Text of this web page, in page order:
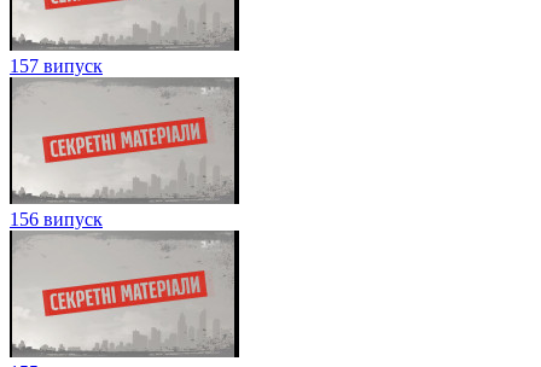
157 випуск
156 випуск